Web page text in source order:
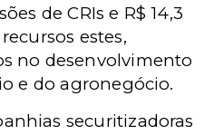
de CRIs e R$ 14,3
estes,
no desenvolvimento
e do agronegócio.
securitizadoras